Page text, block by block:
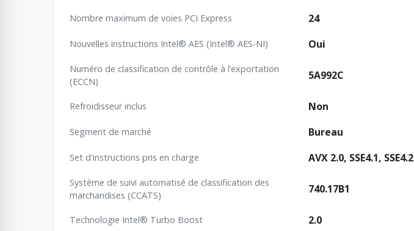
Nombre maximum de voies PCI Express 24
Nouvelles instructions Intel® AES (Intel® AES-NI) Oui
Numéro de classification de contrôle à l’exportation
(ECCN)
5A992C
Refroidisseur inclus Non
Segment de marché Bureau
Set d'instructions pris en charge AVX 2.0, SSE4.1, SSE4.2
Système de suivi automatisé de classification des
marchandises (CCATS)
740.17B1
Technologie Intel® Turbo Boost 2.0